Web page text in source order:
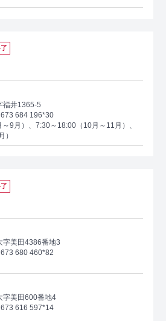
福井1365-5
673 684 196*30
9月）、7:30～18:00（10月～11月）、
）
字美田4386番地3
673 680 460*82
字美田600番地4
673 616 597*14